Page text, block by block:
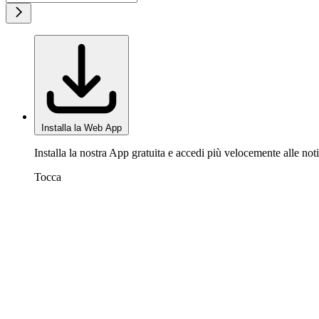
Installa la Web App
Installa la nostra App gratuita e accedi più velocemente alle
Tocca